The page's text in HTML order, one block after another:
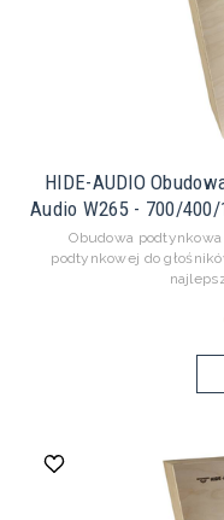
HIDE-AUDIO
Audio W265 - 700/
Obudowa
podtynkowej do